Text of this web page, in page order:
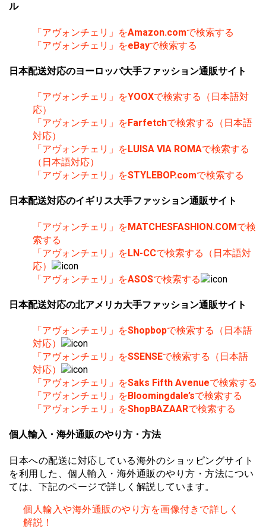
ル
「アヴォンチェリ」をAmazon.comで検索する
「アヴォンチェリ」をeBayで検索する
日本配送対応のヨーロッパ大手ファッション通販サイト
「アヴォンチェリ」をYOOXで検索する（日本語対
応）
「アヴォンチェリ」をFarfetchで検索する（日本語
対応）
「アヴォンチェリ」をLUISA VIA ROMAで検索する
（日本語対応）
「アヴォンチェリ」をSTYLEBOP.comで検索する
日本配送対応のイギリス大手ファッション通販サイト
「アヴォンチェリ」をMATCHESFASHION.COMで検
索する
「アヴォンチェリ」をLN-CCで検索する（日本語対
応）
「アヴォンチェリ」をASOSで検索する
日本配送対応の北アメリカ大手ファッション通販サイト
「アヴォンチェリ」をShopbopで検索する（日本語
対応）
「アヴォンチェリ」をSSENSEで検索する（日本語
対応）
「アヴォンチェリ」をSaks Fifth Avenueで検索する
「アヴォンチェリ」をBloomingdale’sで検索する
「アヴォンチェリ」をShopBAZAARで検索する
個人輸入・海外通販のやり方・方法
日本への配送に対応している海外のショッピングサイト
を利用した、個人輸入・海外通販のやり方・方法につい
ては、下記のページで詳しく解説しています。
個人輸入や海外通販のやり方を画像付きで詳しく
解説！